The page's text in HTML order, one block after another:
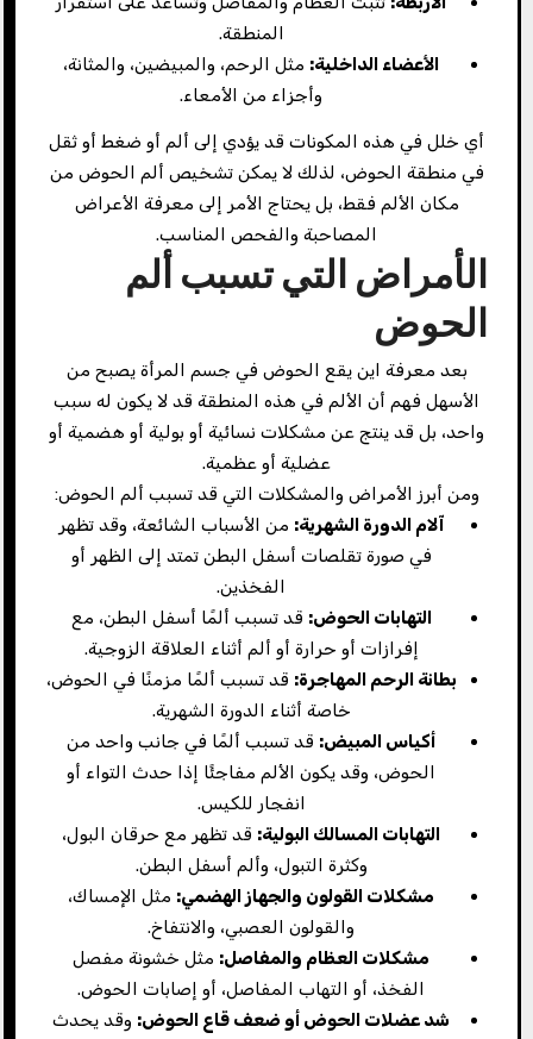
المنطقة.
الأعضاء الداخلية: مثل الرحم، والمبيضين، والمثانة،
وأجزاء من الأمعاء.
أي خلل في هذه المكونات قد يؤدي إلى ألم أو ضغط أو ثقل
في منطقة الحوض، لذلك لا يمكن تشخيص ألم الحوض من
مكان الألم فقط، بل يحتاج الأمر إلى معرفة الأعراض
المصاحبة والفحص المناسب.
الأمراض التي تسبب ألم
الحوض
بعد معرفة اين يقع الحوض في جسم المرأة يصبح من
الأسهل فهم أن الألم في هذه المنطقة قد لا يكون له سبب
واحد، بل قد ينتج عن مشكلات نسائية أو بولية أو هضمية أو
عضلية أو عظمية.
ومن أبرز الأمراض والمشكلات التي قد تسبب ألم الحوض:
آلام الدورة الشهرية: من الأسباب الشائعة، وقد تظهر
في صورة تقلصات أسفل البطن تمتد إلى الظهر أو
الفخذين.
التهابات الحوض: قد تسبب ألمًا أسفل البطن، مع
إفرازات أو حرارة أو ألم أثناء العلاقة الزوجية.
بطانة الرحم المهاجرة: قد تسبب ألمًا مزمنًا في الحوض،
خاصة أثناء الدورة الشهرية.
أكياس المبيض: قد تسبب ألمًا في جانب واحد من
الحوض، وقد يكون الألم مفاجئًا إذا حدث التواء أو
انفجار للكيس.
التهابات المسالك البولية: قد تظهر مع حرقان البول،
وكثرة التبول، وألم أسفل البطن.
مشكلات القولون والجهاز الهضمي: مثل الإمساك،
والقولون العصبي، والانتفاخ.
مشكلات العظام والمفاصل: مثل خشونة مفصل
الفخذ، أو التهاب المفاصل، أو إصابات الحوض.
شد عضلات الحوض أو ضعف قاع الحوض: وقد يحدث